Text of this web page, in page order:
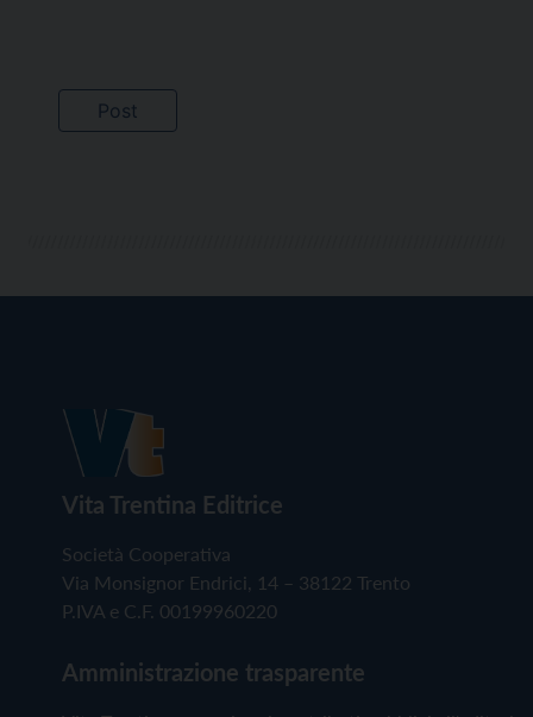
Vita Trentina Editrice
Società Cooperativa
Via Monsignor Endrici, 14 – 38122 Trento
P.IVA e C.F. 00199960220
Amministrazione trasparente